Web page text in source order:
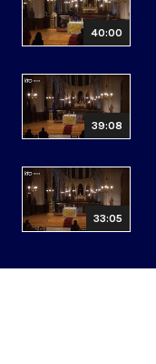
40:00
39:08
33:05